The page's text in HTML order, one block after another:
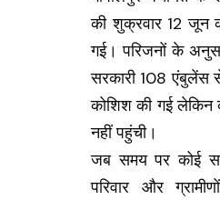
की शुक्रवार 12 जून
गई। परिजनों के
सरकारी 108 एंबुलेंस
कोशिश की गई लेकिन
नहीं पहुंची।
जब समय पर कोई
परिवार और